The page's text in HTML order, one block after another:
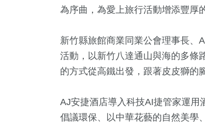
為序曲，為愛上旅行活動增添豐厚
新竹縣旅館商業同業公會理事長、
活動，以新竹八達通山與海的多條
的方式從高鐵出發，跟著皮皮獅的
AJ安捷酒店導入科技AI捷管家運用
倡議環保、以中華花藝的自然美學
+
2023金鐘獎
319 +
社會
132+
健康及醫療